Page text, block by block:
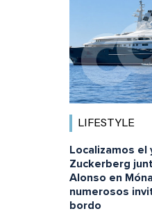
LIFESTYLE
Localizamos el
Zuckerberg
Alonso en
numerosos
bordo